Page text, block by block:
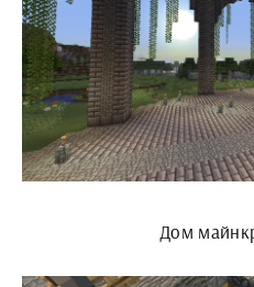
Дом